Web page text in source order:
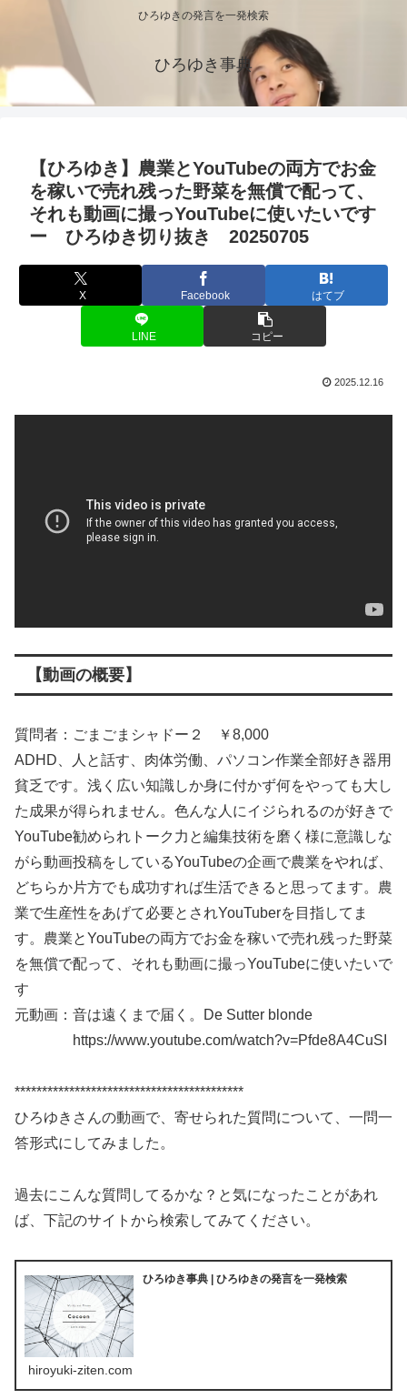
ひろゆきの発言を一発検索
ひろゆき事典
【ひろゆき】農業とYouTubeの両方でお金
を稼いで売れ残った野菜を無償で配って、
それも動画に撮っYouTubeに使いたいです
ー ひろゆき切り抜き 20250705
X Facebook はてブ
LINE コピー
2025.12.16
【動画の概要】
質問者：ごまごまシャドー２ ￥8,000
ADHD、人と話す、肉体労働、パソコン作業全部好き器用
貧乏です。浅く広い知識しか身に付かず何をやっても大し
た成果が得られません。色んな人にイジられるのが好きで
YouTube勧められトーク力と編集技術を磨く様に意識しな
がら動画投稿をしているYouTubeの企画で農業をやれば、
どちらか片方でも成功すれば生活できると思ってます。農
業で生産性をあげて必要とされYouTuberを目指してま
す。農業とYouTubeの両方でお金を稼いで売れ残った野菜
を無償で配って、それも動画に撮っYouTubeに使いたいで
す
元動画：音は遠くまで届く。De Sutter blonde
https://www.youtube.com/watch?v=Pfde8A4CuSI
******************************************
ひろゆきさんの動画で、寄せられた質問について、一問一
答形式にしてみました。
過去にこんな質問してるかな？と気になったことがあれ
ば、下記のサイトから検索してみてください。
ひろゆき事典 | ひろゆきの発言を一発検索
hiroyuki-ziten.com